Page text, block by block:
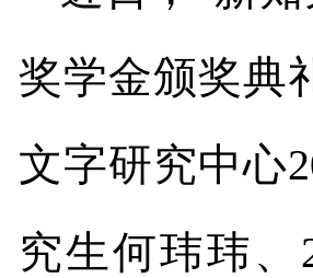
奖学金颁奖典
文字研究中心
究生何玮玮、